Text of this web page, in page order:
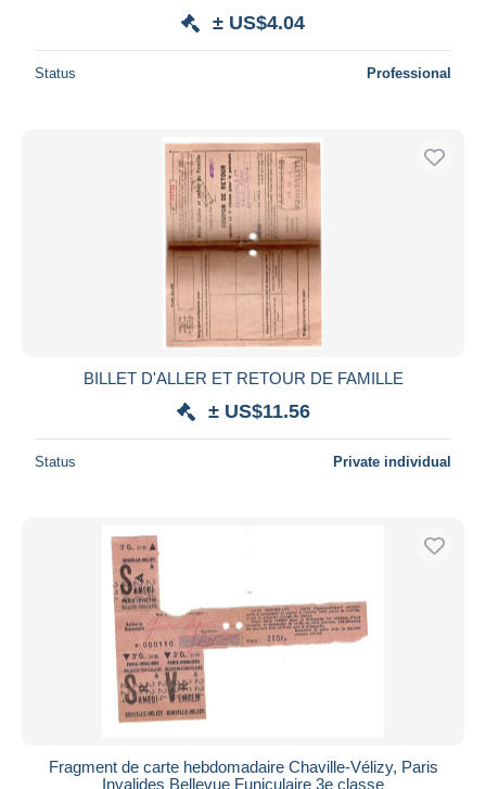
± US$4.04
Status Professional
BILLET D'ALLER ET RETOUR DE FAMILLE
± US$11.56
Status Private individual
Fragment de carte hebdomadaire Chaville-Vélizy, Paris
Invalides Bellevue Funiculaire 3e classe